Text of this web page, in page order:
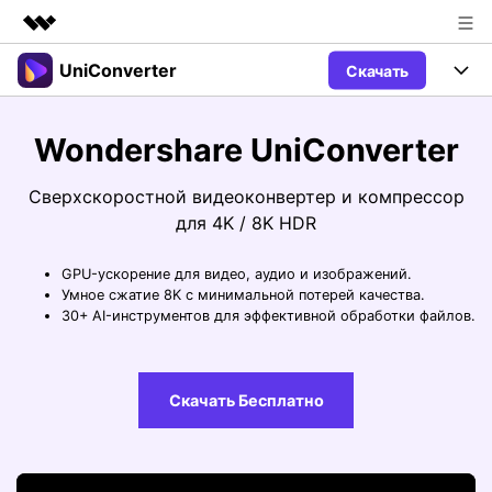
Рекомендуемые продукты
Управление данными
Решения
Покупка
UniConverter Скачать
UniConverter для Windows
Mac
UniConverter для Mac
AI функции
Блог
Креативный Дизайн
Фотография
Посмотрите видеоурок и узнайте, как использовать
UniConverter.
Поддержка
использования UniConverter.
Wondershare UniConverter
Сверхскоростной видеоконвертер и компрессор
для 4K / 8K HDR
GPU-ускорение для видео, аудио и изображений.
Умное сжатие 8K с минимальной потерей качества.
30+ AI-инструментов для эффективной обработки файлов.
Скачать Бесплатно